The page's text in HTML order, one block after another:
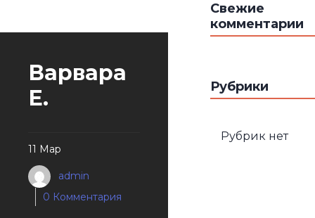
Варвара
Е.
11 Мар
admin
0 Комментария
Свежие
комментарии
Рубрики
Рубрик нет